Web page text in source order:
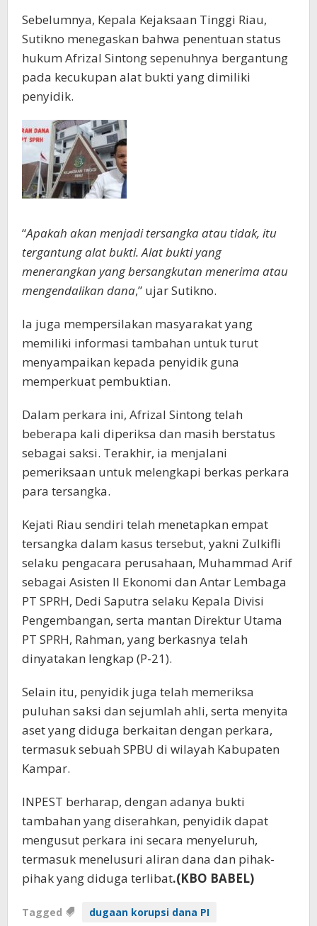
Sebelumnya, Kepala Kejaksaan Tinggi Riau,
Sutikno menegaskan bahwa penentuan status
hukum Afrizal Sintong sepenuhnya bergantung
pada kecukupan alat bukti yang dimiliki
penyidik.
“Apakah akan menjadi tersangka atau tidak, itu
tergantung alat bukti. Alat bukti yang
menerangkan yang bersangkutan menerima atau
mengendalikan dana,” ujar Sutikno.
Ia juga mempersilakan masyarakat yang
memiliki informasi tambahan untuk turut
menyampaikan kepada penyidik guna
memperkuat pembuktian.
Dalam perkara ini, Afrizal Sintong telah
beberapa kali diperiksa dan masih berstatus
sebagai saksi. Terakhir, ia menjalani
pemeriksaan untuk melengkapi berkas perkara
para tersangka.
Kejati Riau sendiri telah menetapkan empat
tersangka dalam kasus tersebut, yakni Zulkifli
selaku pengacara perusahaan, Muhammad Arif
sebagai Asisten II Ekonomi dan Antar Lembaga
PT SPRH, Dedi Saputra selaku Kepala Divisi
Pengembangan, serta mantan Direktur Utama
PT SPRH, Rahman, yang berkasnya telah
dinyatakan lengkap (P-21).
Selain itu, penyidik juga telah memeriksa
puluhan saksi dan sejumlah ahli, serta menyita
aset yang diduga berkaitan dengan perkara,
termasuk sebuah SPBU di wilayah Kabupaten
Kampar.
INPEST berharap, dengan adanya bukti
tambahan yang diserahkan, penyidik dapat
mengusut perkara ini secara menyeluruh,
termasuk menelusuri aliran dana dan pihak-
pihak yang diduga terlibat.(KBO BABEL)
Tagged dugaan korupsi dana PI